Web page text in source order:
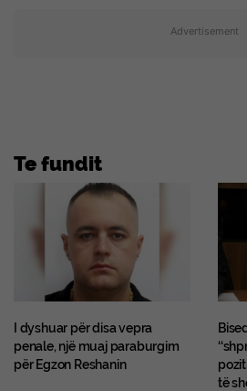
Advertisement
Te fundit
I dyshuar për disa vepra
penale, një muaj paraburgim
për Egzon Reshanin
të